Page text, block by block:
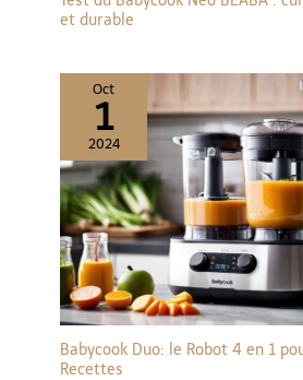
et durable
Oct
1
2024
Babycook Duo: le Robot 4 en 1
Recettes